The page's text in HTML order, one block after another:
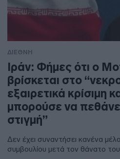
ΔΙΕΘΝΗ
Ιράν: Φήμες ότι ο
βρίσκεται στο
εξαιρετικά κρίσιμη
μπορούσε να
στιγμή”
Δεν έχει συναντήσει κανένα
συμβουλίου μετά τον θάνατο